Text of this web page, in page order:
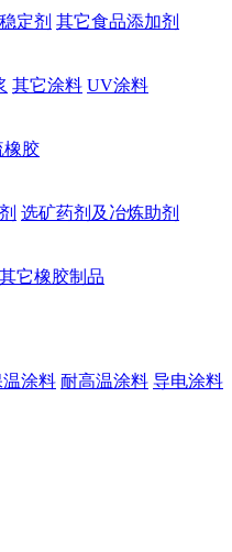
定剂 其它食品添加剂
其它涂料 UV涂料
橡胶
选矿药剂及冶炼助剂
其它橡胶制品
温涂料 耐高温涂料 导电涂料